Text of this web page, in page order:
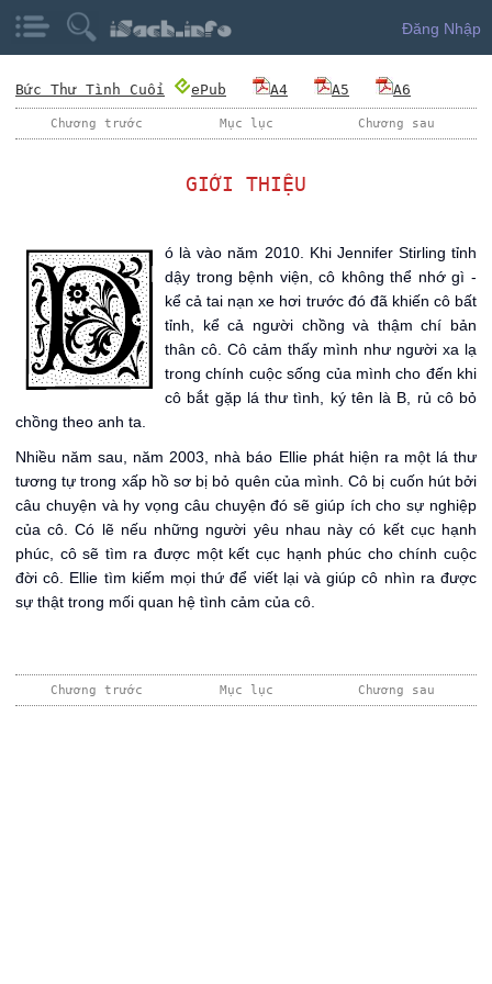
Đăng Nhập
Bức Thư Tình Cuối ePub A4 A5 A6
Chương trước Mục lục Chương sau
GIỚI THIỆU
ó là vào năm 2010. Khi Jennifer Stirling tỉnh
dậy trong bệnh viện, cô không thể nhớ gì -
kể cả tai nạn xe hơi trước đó đã khiến cô bất
tỉnh, kể cả người chồng và thậm chí bản
thân cô. Cô cảm thấy mình như người xa lạ
trong chính cuộc sống của mình cho đến khi
cô bắt gặp lá thư tình, ký tên là B, rủ cô bỏ
chồng theo anh ta.
Nhiều năm sau, năm 2003, nhà báo Ellie phát hiện ra một lá thư
tương tự trong xấp hồ sơ bị bỏ quên của mình. Cô bị cuốn hút bởi
câu chuyện và hy vọng câu chuyện đó sẽ giúp ích cho sự nghiệp
của cô. Có lẽ nếu những người yêu nhau này có kết cục hạnh
phúc, cô sẽ tìm ra được một kết cục hạnh phúc cho chính cuộc
đời cô. Ellie tìm kiếm mọi thứ để viết lại và giúp cô nhìn ra được
sự thật trong mối quan hệ tình cảm của cô.
Chương trước Mục lục Chương sau